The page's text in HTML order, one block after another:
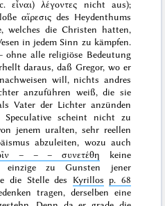
εἶναι) λέγοντες nicht aus);
αἵρεσιςdes Heydenthums
welches die Christen hatten,
in jedem Sinn zu kämpfen.
ohne alle religiöse Bedeutung
daraus, daß Gregor, wo er
will, nichts andres
anzuführen weiß, die sie
Vater der Lichteranzünden
Speculative scheint nicht zu
jenem uralten, sehr reellen
abzuleiten, wozu auch
– – – συνετέθη keine
einzige zu Gunsten jener
die Stelle des Kyrillos p. 68
tragen, derselben eine